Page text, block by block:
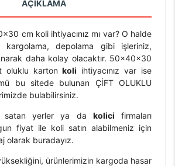
AÇIKLAMA
cm koli ihtiyacınız mı var? O halde
kargolama, depolama gibi işleriniz,
daha kolay olacaktır. 50x40x30
oluklu kartonkoli ihtiyacınız var ise
bu sitede bulunan ÇİFT OLUKLU
bulabilirsiniz.
satan yerler ya da kolici firmaları
fiyat ile koli satın alabilmeniz için
olarak buradayız.
ürünlerimizin kargoda hasar